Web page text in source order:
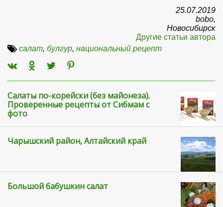
25.07.2019
bobo,
Новосибирск
Другие статьи автора
салат, булгур, национальный рецепт
Салаты по-корейски (без майонеза).
Проверенные рецепты от Сибмам с
фото
Чарышский район, Алтайский край
Большой бабушкин салат